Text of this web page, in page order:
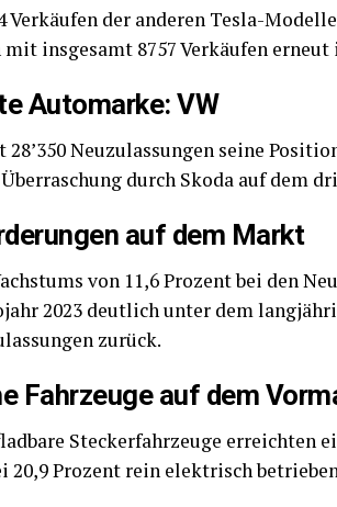
Verkäufen der anderen Tesla-
insgesamt 8757 Verkäufen
Automarke: VW
Neuzulassungen seine
durch Skoda auf dem
auf dem Markt
von 11,6 Prozent bei den
2023 deutlich unter dem
zurück.
Fahrzeuge auf dem
Steckerfahrzeuge erreichten
20,9 Prozent rein elektrisch